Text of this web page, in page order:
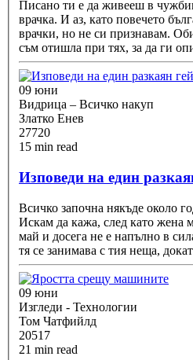
Писано ти е да живееш в
врачка. И аз, като повечето
врачки, но не си признавам.
съм отишла при тях, за да ги
09 юни
Видрица – Всичко накуп
Златко Енев
27720
15 min read
Изповеди на един
Всичко започна някъде около
Искам да кажа, след като жена
май и досега не е напълно в
тя се занимава с тия неща,
09 юни
Изгледи - Технологии
Том Чатфийлд
20517
21 min read